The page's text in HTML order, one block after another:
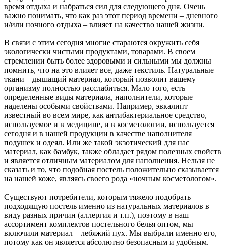
время отдыха и набраться сил для следующего дня. Очень
важно понимать, что как раз этот период времени – дневного
и/или ночного отдыха – влияет на качество нашей жизни.
В связи с этим сегодня многие стараются окружить себя
экологически чистыми продуктами, товарами. В своем
стремлении быть более здоровыми и сильными мы должны
помнить, что на это влияет все, даже текстиль. Натуральные
ткани – дышащий материал, который позволит вашему
организму полностью расслабиться. Мало того, есть
определенные виды материала, наполнители, которые
наделены особыми свойствами. Например, эвкалипт –
известный во всем мире, как антибактериальное средство,
используемое и в медицине, и в косметологии, используется
сегодня и в нашей продукции в качестве наполнителя
подушек и одеял. Или же такой экзотический для нас
материал, как бамбук, также обладает рядом полезных свойств
и является отличным материалом для наполнения. Нельзя не
сказать и то, что подобная постель положительно сказывается
на нашей коже, являясь своего рода «ночным косметологом».
Существуют потребители, которым тяжело подобрать
подходящую постель именно из натуральных материалов в
виду разных причин (аллергия и т.п.), поэтому в наш
ассортимент комплектов постельного белья оптом, мы
включили материал – лебяжий пух. Мы выбрали именно его,
потому как он является абсолютно безопасным и удобным.